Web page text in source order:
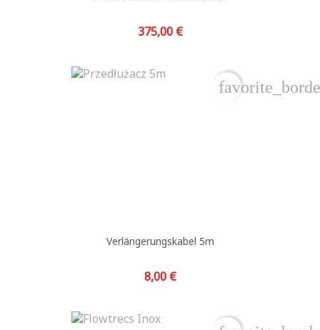
Preis
375,00 €
Verlängerungskabel 5m
Preis
8,00 €